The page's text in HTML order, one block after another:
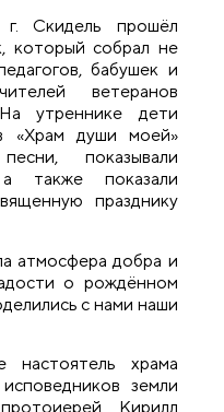
прошёл
который собрал не
бабушек и
ветеранов
На утреннике дети
«Храм души моей»
показывали
также показали
празднику
атмосфера добра и
о рождённом
с нами наши
настоятель храма
земли
Кирилл